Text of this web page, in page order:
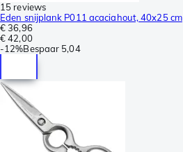
15 reviews
Eden snijplank P011 acaciahout, 40x25 cm
€ 36,96
€ 42,00
-12%Bespaar 5,04